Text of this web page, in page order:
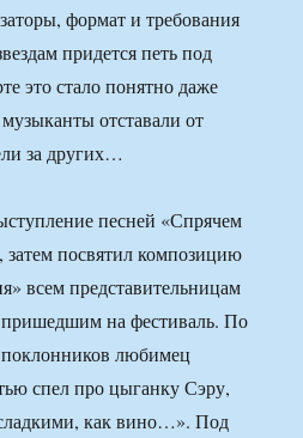
формат и требования
придется петь под
это стало понятно даже
отставали от
за других…
песней «Спрячем
затем посвятил композицию
всем представительницам
на фестиваль. По
поклонников любимец
спел про цыганку Сэру,
как вино…». Под